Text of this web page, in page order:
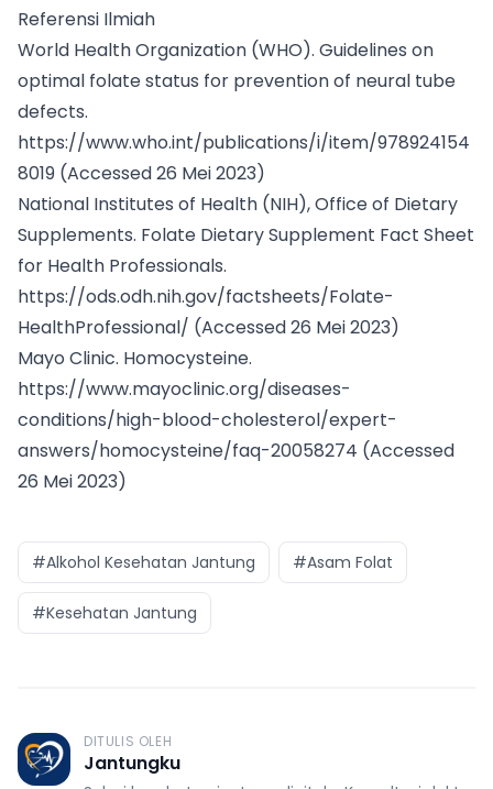
Referensi Ilmiah
World Health Organization (WHO). Guidelines on
optimal folate status for prevention of neural tube
defects.
https://www.who.int/publications/i/item/978924154
8019 (Accessed 26 Mei 2023)
National Institutes of Health (NIH), Office of Dietary
Supplements. Folate Dietary Supplement Fact Sheet
for Health Professionals.
https://ods.odh.nih.gov/factsheets/Folate-
HealthProfessional/ (Accessed 26 Mei 2023)
Mayo Clinic. Homocysteine.
https://www.mayoclinic.org/diseases-
conditions/high-blood-cholesterol/expert-
answers/homocysteine/faq-20058274 (Accessed
26 Mei 2023)
#Alkohol Kesehatan Jantung #Asam Folat
#Kesehatan Jantung
J
DITULIS OLEH
Jantungku